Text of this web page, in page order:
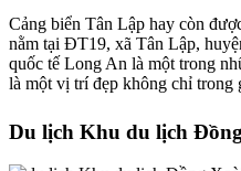
Cảng biển Tân Lập hay còn
nằm tại ĐT19, xã Tân Lập,
quốc tế Long An là một trong
là một vị trí đẹp không chỉ trong
Du lịch Khu du lịch